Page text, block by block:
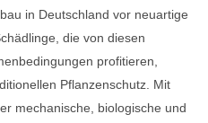
in Deutschland vor neuartige
die von diesen
profitieren,
Pflanzenschutz. Mit
mechanische, biologische und